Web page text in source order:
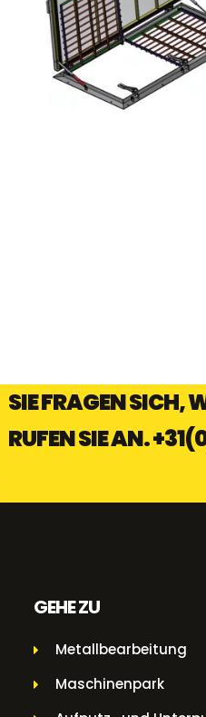
SIE FRAGEN SICH,
RUFEN SIE AN.
GEHE ZU
Metallbearbeitung
Maschinenpark